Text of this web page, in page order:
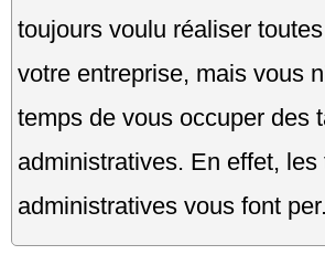
toujours voulu réaliser
votre entreprise, mais vous
temps de vous occuper des
administratives. En effet, les
administratives vous font